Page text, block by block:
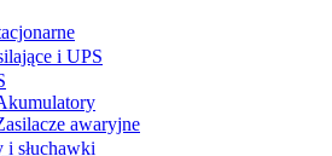
i UPS
awaryjne
słuchawki